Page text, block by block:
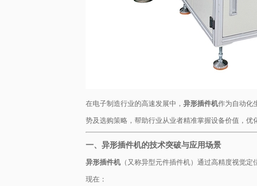
在电子制造行业的高速发展中，​ 异形插件机作为自动化
势及选购策略，帮助行业从业者精准掌握设备价值，优
一、异形插件机的技术突破与应用场景
​异形插件机​（又称异型元件插件机）通过高精度视觉
现在：